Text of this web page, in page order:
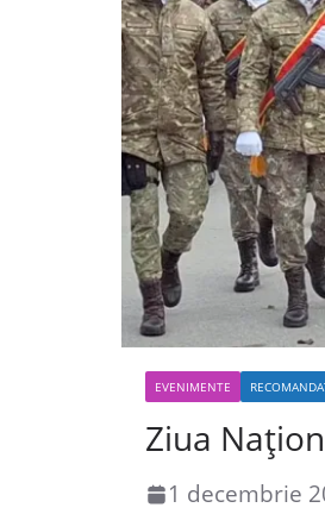
EVENIMENTE
Ziua
1 decembrie